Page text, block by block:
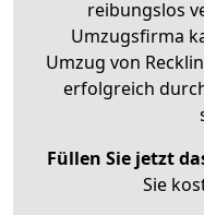
reibungslos
Umzugsfirma
Umzug von
erfolgreich
Füllen Sie jetzt
Sie